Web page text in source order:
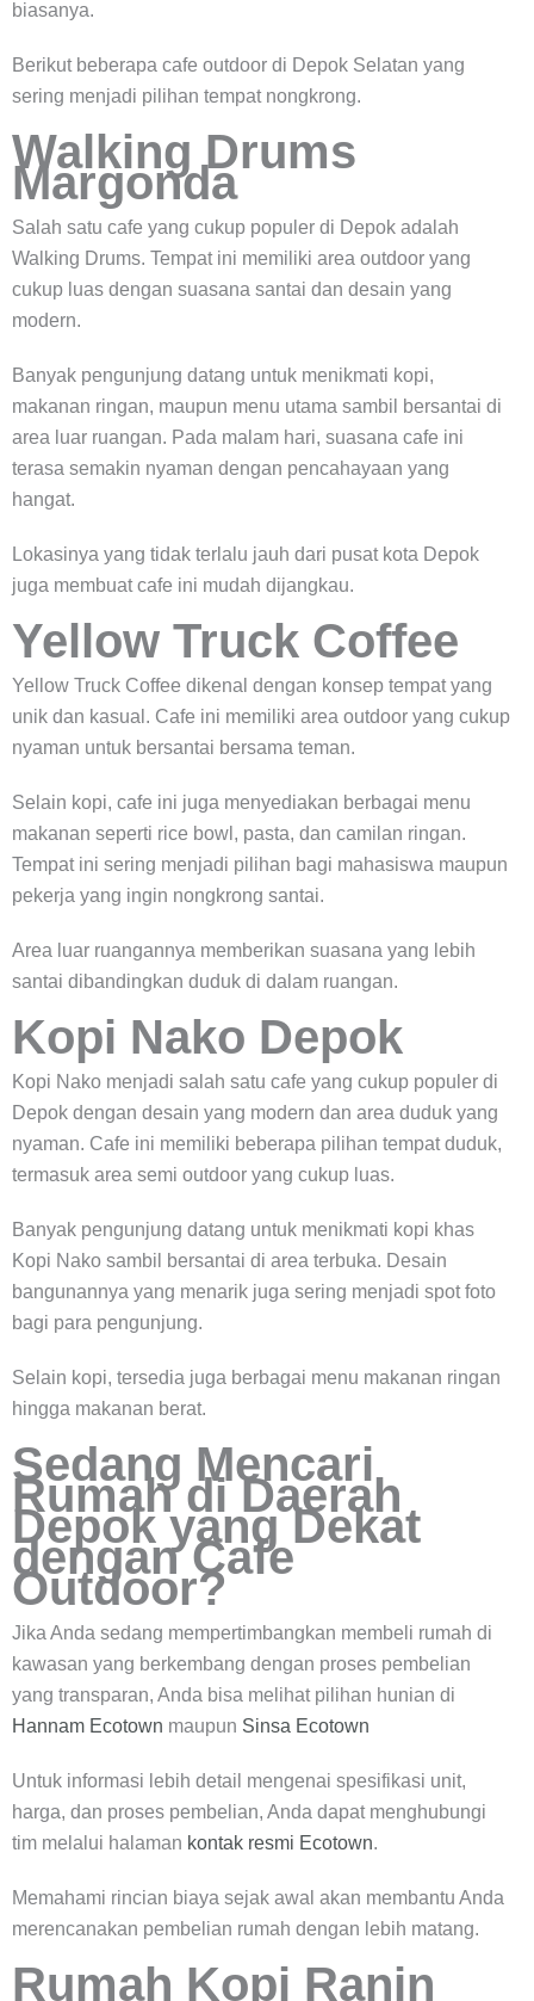
biasanya.
Berikut beberapa cafe outdoor di Depok Selatan yang
sering menjadi pilihan tempat nongkrong.
Walking Drums
Margonda
Salah satu cafe yang cukup populer di Depok adalah
Walking Drums. Tempat ini memiliki area outdoor yang
cukup luas dengan suasana santai dan desain yang
modern.
Banyak pengunjung datang untuk menikmati kopi,
makanan ringan, maupun menu utama sambil bersantai di
area luar ruangan. Pada malam hari, suasana cafe ini
terasa semakin nyaman dengan pencahayaan yang
hangat.
Lokasinya yang tidak terlalu jauh dari pusat kota Depok
juga membuat cafe ini mudah dijangkau.
Yellow Truck Coffee
Yellow Truck Coffee dikenal dengan konsep tempat yang
unik dan kasual. Cafe ini memiliki area outdoor yang cukup
nyaman untuk bersantai bersama teman.
Selain kopi, cafe ini juga menyediakan berbagai menu
makanan seperti rice bowl, pasta, dan camilan ringan.
Tempat ini sering menjadi pilihan bagi mahasiswa maupun
pekerja yang ingin nongkrong santai.
Area luar ruangannya memberikan suasana yang lebih
santai dibandingkan duduk di dalam ruangan.
Kopi Nako Depok
Kopi Nako menjadi salah satu cafe yang cukup populer di
Depok dengan desain yang modern dan area duduk yang
nyaman. Cafe ini memiliki beberapa pilihan tempat duduk,
termasuk area semi outdoor yang cukup luas.
Banyak pengunjung datang untuk menikmati kopi khas
Kopi Nako sambil bersantai di area terbuka. Desain
bangunannya yang menarik juga sering menjadi spot foto
bagi para pengunjung.
Selain kopi, tersedia juga berbagai menu makanan ringan
hingga makanan berat.
Sedang Mencari
Rumah di Daerah
Depok yang Dekat
dengan Cafe
Outdoor?
Jika Anda sedang mempertimbangkan membeli rumah di
kawasan yang berkembang dengan proses pembelian
yang transparan, Anda bisa melihat pilihan hunian di
Hannam Ecotown maupun Sinsa Ecotown
Untuk informasi lebih detail mengenai spesifikasi unit,
harga, dan proses pembelian, Anda dapat menghubungi
tim melalui halaman kontak resmi Ecotown.
Memahami rincian biaya sejak awal akan membantu Anda
merencanakan pembelian rumah dengan lebih matang.
Rumah Kopi Ranin